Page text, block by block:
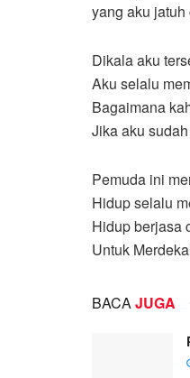
yang aku jatuh
Dikala aku
Aku selalu
Bagaimana
Jika aku
Pemuda ini
Hidup selalu
Hidup berjasa
Untuk
BACAJUGA